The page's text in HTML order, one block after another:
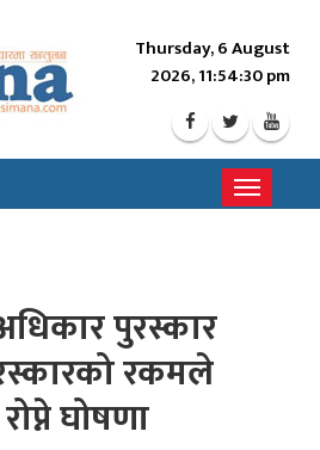
Thursday, 6 August
2026, 11:54:32 pm
Toggle
पुरस्कार
रकमले
घोषणा